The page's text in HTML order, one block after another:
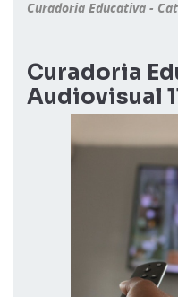
Curadoria Educativa -
Curadoria
Audiovisual